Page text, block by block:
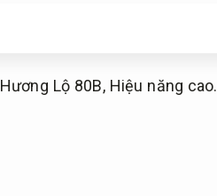
Lộ 80B, Hiệu năng cao.